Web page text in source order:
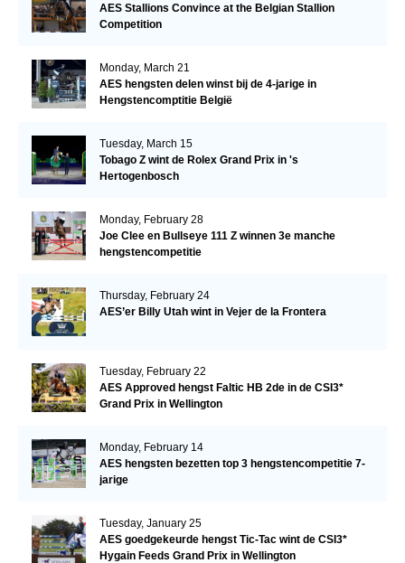
AES Stallions Convince at the Belgian Stallion
Competition
Monday, March 21
AES hengsten delen winst bij de 4-jarige in
Hengstencomptitie België
Tuesday, March 15
Tobago Z wint de Rolex Grand Prix in 's
Hertogenbosch
Monday, February 28
Joe Clee en Bullseye 111 Z winnen 3e manche
hengstencompetitie
Thursday, February 24
AES’er Billy Utah wint in Vejer de la Frontera
Tuesday, February 22
AES Approved hengst Faltic HB 2de in de CSI3*
Grand Prix in Wellington
Monday, February 14
AES hengsten bezetten top 3 hengstencompetitie 7-
jarige
Tuesday, January 25
AES goedgekeurde hengst Tic-Tac wint de CSI3*
Hygain Feeds Grand Prix in Wellington